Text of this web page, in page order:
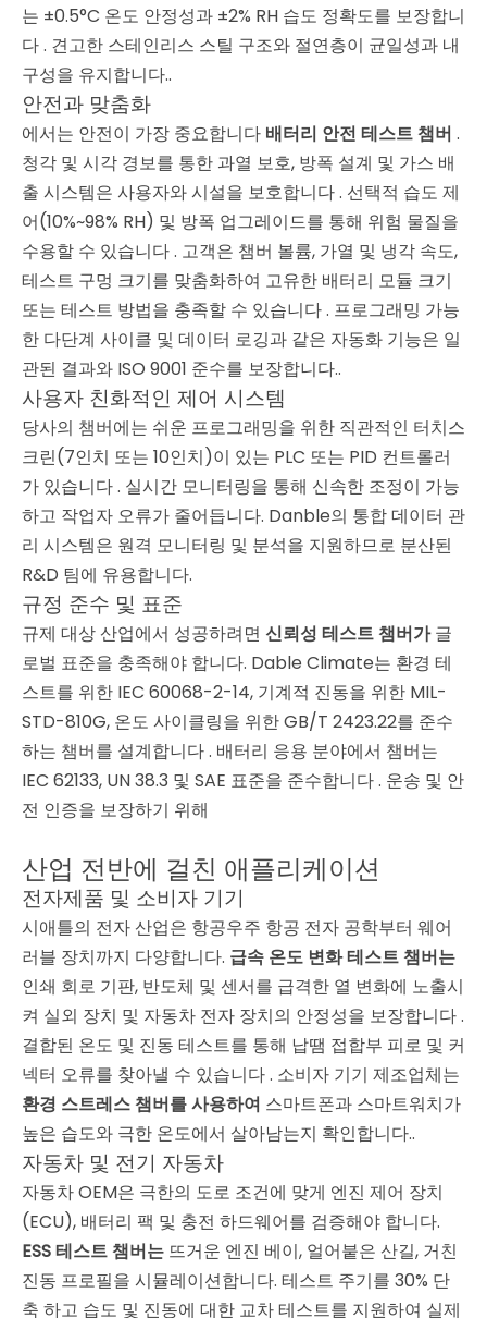
는 ±0.5°C 온도 안정성과 ±2% RH 습도 정확도를 보장합니
다. 견고한 스테인리스 스틸 구조와 절연층이 균일성과 내
구성을 유지합니다..
안전과 맞춤화
에서는 안전이 가장 중요합니다 배터리 안전 테스트 챔버 .
청각 및 시각 경보를 통한 과열 보호, 방폭 설계 및 가스 배
출 시스템은 사용자와 시설을 보호합니다. 선택적 습도 제
어(10%~98% RH) 및 방폭 업그레이드를 통해 위험 물질을
수용할 수 있습니다. 고객은 챔버 볼륨, 가열 및 냉각 속도,
테스트 구멍 크기를 맞춤화하여 고유한 배터리 모듈 크기
또는 테스트 방법을 충족할 수 있습니다. 프로그래밍 가능
한 다단계 사이클 및 데이터 로깅과 같은 자동화 기능은 일
관된 결과와 ISO 9001 준수를 보장합니다..
사용자 친화적인 제어 시스템
당사의 챔버에는 쉬운 프로그래밍을 위한 직관적인 터치스
크린(7인치 또는 10인치)이 있는 PLC 또는 PID 컨트롤러
가 있습니다. 실시간 모니터링을 통해 신속한 조정이 가능
하고 작업자 오류가 줄어듭니다. Danble의 통합 데이터 관
리 시스템은 원격 모니터링 및 분석을 지원하므로 분산된
R&D 팀에 유용합니다.
규정 준수 및 표준
규제 대상 산업에서 성공하려면 신뢰성 테스트 챔버가글
로벌 표준을 충족해야 합니다. Dable Climate는 환경 테
스트를 위한 IEC 60068-2-14, 기계적 진동을 위한 MIL-
STD-810G, 온도 사이클링을 위한 GB/T 2423.22를 준수
하는 챔버를 설계합니다. 배터리 응용 분야에서 챔버는
IEC 62133, UN 38.3 및 SAE 표준을 준수합니다 . 운송 및 안
전 인증을 보장하기 위해
산업 전반에 걸친 애플리케이션
전자제품 및 소비자 기기
시애틀의 전자 산업은 항공우주 항공 전자 공학부터 웨어
러블 장치까지 다양합니다. 급속 온도 변화 테스트 챔버는
인쇄 회로 기판, 반도체 및 센서를 급격한 열 변화에 노출시
켜 실외 장치 및 자동차 전자 장치의 안정성을 보장합니다.
결합된 온도 및 진동 테스트를 통해 납땜 접합부 피로 및 커
넥터 오류를 찾아낼 수 있습니다. 소비자 기기 제조업체는
환경 스트레스 챔버를 사용하여 스마트폰과 스마트워치가
높은 습도와 극한 온도에서 살아남는지 확인합니다..
자동차 및 전기 자동차
자동차 OEM은 극한의 도로 조건에 맞게 엔진 제어 장치
(ECU), 배터리 팩 및 충전 하드웨어를 검증해야 합니다.
ESS 테스트 챔버는 뜨거운 엔진 베이, 얼어붙은 산길, 거친
진동 프로필을 시뮬레이션합니다. 테스트 주기를 30% 단
축 하고 습도 및 진동에 대한 교차 테스트를 지원하여 실제